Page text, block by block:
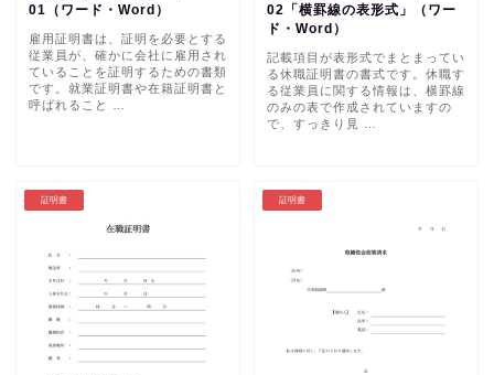
01（ワード・Word）
雇用証明書は、証明を必要とする
従業員が、確かに会社に雇用され
ていることを証明するための書類
です。就業証明書や在籍証明書と
呼ばれること …
02「横罫線の表形式」（ワー
ド・Word）
記載項目が表形式でまとまってい
る休職証明書の書式です。休職す
る従業員に関する情報は、横罫線
のみの表で作成されていますの
で、すっきり見 …
証明書 証明書